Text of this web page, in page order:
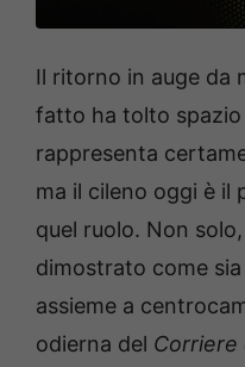
Il ritorno in auge da
fatto ha tolto spazio
rappresenta
ma il cileno oggi è il
quel ruolo. Non
dimostrato come
assieme a
odierna del Corriere